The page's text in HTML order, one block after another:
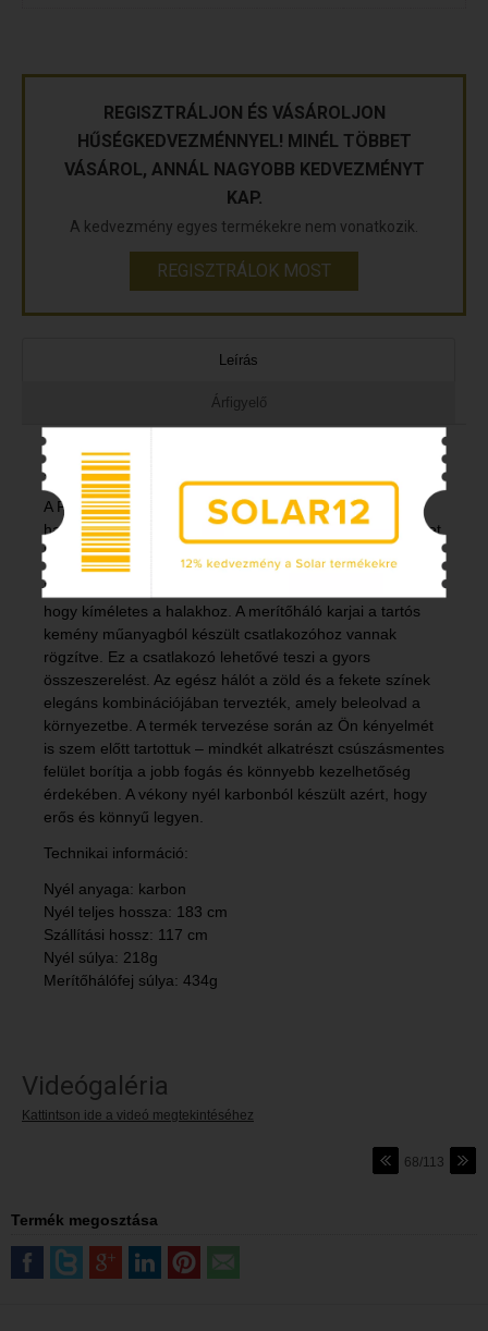
REGISZTRÁLJON ÉS VÁSÁROLJON
HŰSÉGKEDVEZMÉNNYEL! MINÉL TÖBBET
VÁSÁROL, ANNÁL NAGYOBB KEDVEZMÉNYT
KAP.
A kedvezmény egyes termékekre nem vonatkozik.
REGISZTRÁLOK MOST
Leírás
Árfigyelő
Merítőháló Delphin PARTISAN 100x100/1.8m/2 rész
A PARTISAN bizonyítja, hogy még egy kapitális méretű
halak megfogására alkalmas pontyozó merítőháló is lehet
kedvező árú.
Ez a háló könnyű, erős, a kis lyukbőség pedig azt jelenti,
hogy kíméletes a halakhoz. A merítőháló karjai a tartós
kemény műanyagból készült csatlakozóhoz vannak
rögzítve. Ez a csatlakozó lehetővé teszi a gyors
összeszerelést. Az egész hálót a zöld és a fekete színek
elegáns kombinációjában tervezték, amely beleolvad a
környezetbe. A termék tervezése során az Ön kényelmét
is szem előtt tartottuk – mindkét alkatrészt csúszásmentes
felület borítja a jobb fogás és könnyebb kezelhetőség
érdekében. A vékony nyél karbonból készült azért, hogy
erős és könnyű legyen.
Technikai információ:
Nyél anyaga: karbon
Nyél teljes hossza: 183 cm
Szállítási hossz: 117 cm
Nyél súlya: 218g
Merítőhálófej súlya: 434g
Videógaléria
Kattintson ide a videó megtekintéséhez
68/113
Termék megosztása